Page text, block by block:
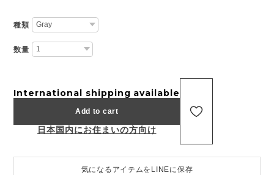
種類
数量
International shipping available
Add to cart
日本国内にお住まいの方向け
気になるアイテムをLINEに保存